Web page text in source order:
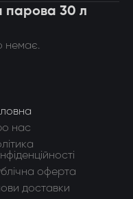
парова 30 л
немає.
нас
оферта
доставки